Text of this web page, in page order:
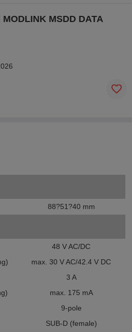
MSDD DATA
88?51?40 mm
48 V AC/DC
max. 30 V AC/42.4 V DC
3 A
max. 175 mA
9-pole
SUB-D (female)